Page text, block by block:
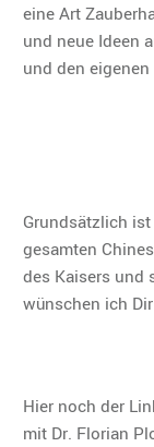
eine Art
und neue Ideen
und den
Grundsätzlich
gesamten
des Kaisers und
wünschen ich
Hier noch der
mit Dr. Florian